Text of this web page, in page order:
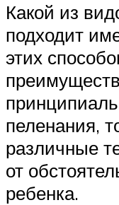
Какой из
подходит
этих
пеленания,
различные
от
ребенка.